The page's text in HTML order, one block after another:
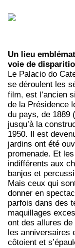
Un lieu
voie de
Le Palacio do
se déroulent les
film, est l’ancien
de la Présidence
du pays, de 1889
jusqu’à la
1950. Il est
jardins ont été
promenade. Et
indifférents aux
banjos et
Mais ceux qui
donner en
parfois dans des
maquillages
ont des allures de
les anniversaires
côtoient et